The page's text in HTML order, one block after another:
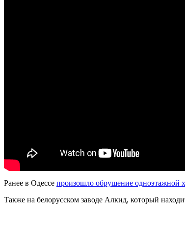
Ранее в Одессе произошло обрушение одноэтажной
Также на белорусском заводе Алкид, который